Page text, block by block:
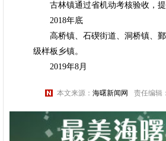
古林镇通过省机动考核验收，提
2018年底
高桥镇、石碶街道、洞桥镇、鄞
级样板乡镇。
2019年8月
本文来源： 海曙新闻网 责任编辑